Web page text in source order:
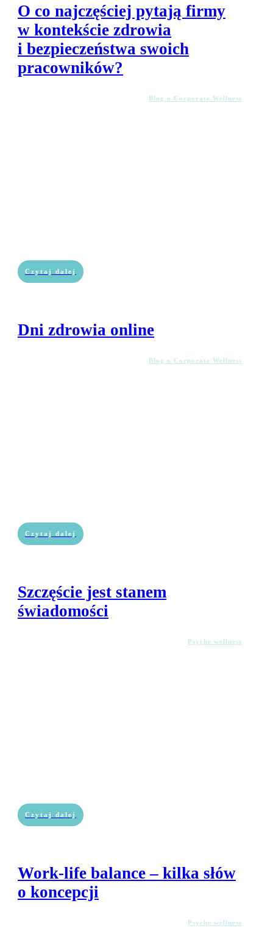
O co najczęściej pytają firmy
w kontekście zdrowia
i bezpieczeństwa swoich
pracowników?
Blog o Corporate Wellness
Czytaj dalej
Dni zdrowia online
Blog o Corporate Wellness
Czytaj dalej
Szczęście jest stanem
świadomości
Psyche wellness
Czytaj dalej
Work-life balance – kilka słów
o koncepcji
Psyche wellness